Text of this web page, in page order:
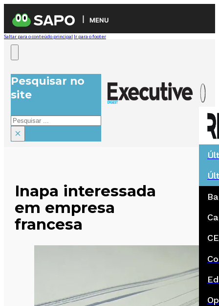
MENU
Saltar para o conteúdo principal Ir para o footer
Pesquisar no
site
Pesquisar
×
Inapa interessada
em empresa
francesa